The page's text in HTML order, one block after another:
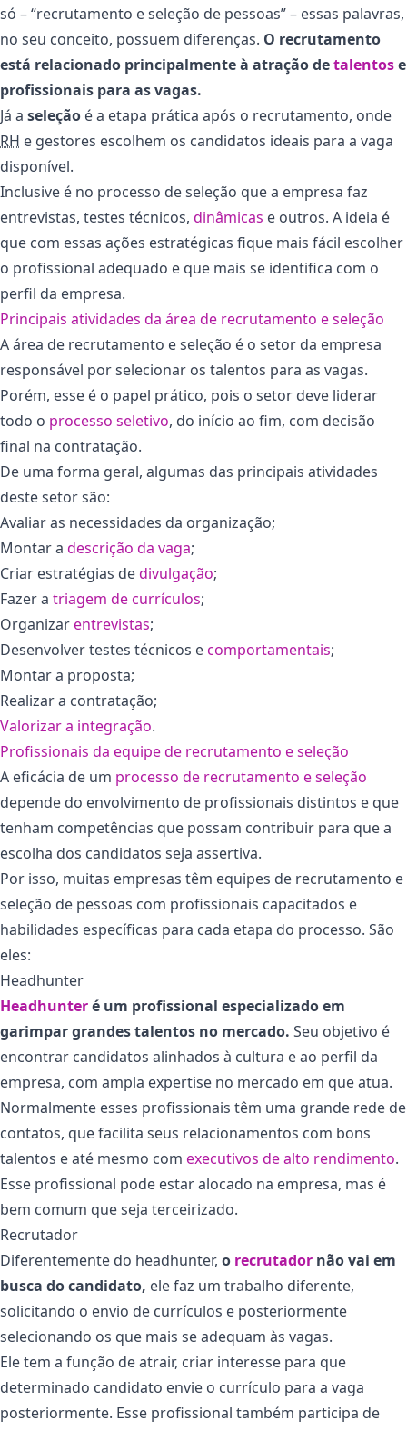
só – “recrutamento e seleção de pessoas” – essas palavras,
no seu conceito, possuem diferenças. O recrutamento
está relacionado principalmente à atração detalentose
profissionais para as vagas.
Já a seleção é a etapa prática após o recrutamento, onde
RH e gestores escolhem os candidatos ideais para a vaga
disponível.
Inclusive é no processo de seleção que a empresa faz
entrevistas, testes técnicos, dinâmicas e outros. A ideia é
que com essas ações estratégicas fique mais fácil escolher
o profissional adequado e que mais se identifica com o
perfil da empresa.
Principais atividades da área de recrutamento e seleção
A área de recrutamento e seleção é o setor da empresa
responsável por selecionar os talentos para as vagas.
Porém, esse é o papel prático, pois o setor deve liderar
todo o processo seletivo, do início ao fim, com decisão
final na contratação.
De uma forma geral, algumas das principais atividades
deste setor são:
Avaliar as necessidades da organização;
Montar a descrição da vaga;
Criar estratégias dedivulgação;
Fazer a triagem de currículos;
Organizarentrevistas;
Desenvolver testes técnicos ecomportamentais;
Montar a proposta;
Realizar a contratação;
Valorizar a integração.
Profissionais da equipe de recrutamento e seleção
A eficácia de um processo de recrutamento e seleção
depende do envolvimento de profissionais distintos e que
tenham competências que possam contribuir para que a
escolha dos candidatos seja assertiva.
Por isso, muitas empresas têm equipes de recrutamento e
seleção de pessoas com profissionais capacitados e
habilidades específicas para cada etapa do processo. São
eles:
Headhunter
Headhunteré um profissional especializado em
garimpar grandes talentos no mercado. Seu objetivo é
encontrar candidatos alinhados à cultura e ao perfil da
empresa, com ampla expertise no mercado em que atua.
Normalmente esses profissionais têm uma grande rede de
contatos, que facilita seus relacionamentos com bons
talentos e até mesmo com executivos de alto rendimento.
Esse profissional pode estar alocado na empresa, mas é
bem comum que seja terceirizado.
Recrutador
Diferentemente do headhunter, o recrutador não vai em
busca do candidato, ele faz um trabalho diferente,
solicitando o envio de currículos e posteriormente
selecionando os que mais se adequam às vagas.
Ele tem a função de atrair, criar interesse para que
determinado candidato envie o currículo para a vaga
posteriormente. Esse profissional também participa de